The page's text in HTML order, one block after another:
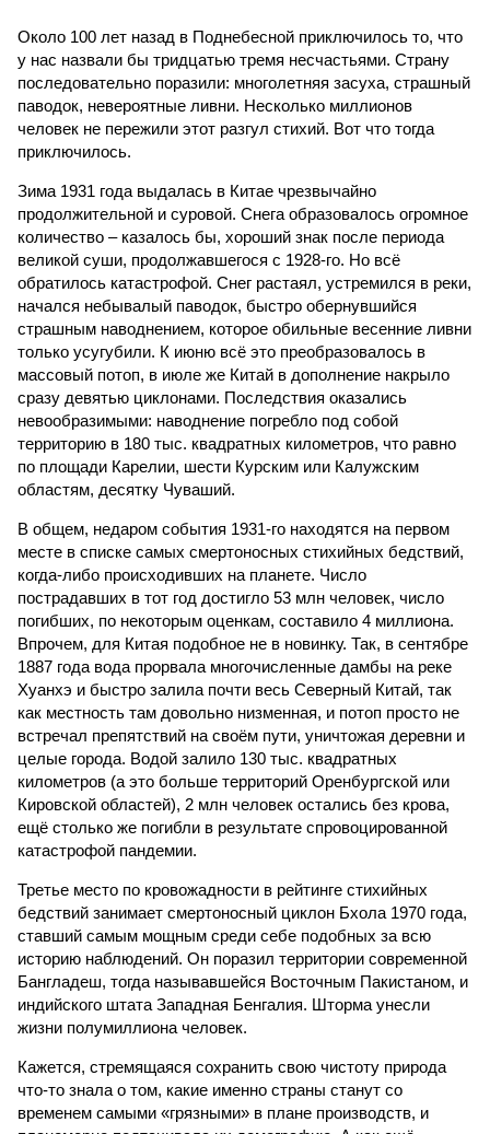
Около 100 лет назад в Поднебесной приключилось то, что
у нас назвали бы тридцатью тремя несчастьями. Страну
последовательно поразили: многолетняя засуха, страшный
паводок, невероятные ливни. Несколько миллионов
человек не пережили этот разгул стихий. Вот что тогда
приключилось.
Зима 1931 года выдалась в Китае чрезвычайно
продолжительной и суровой. Снега образовалось огромное
количество – казалось бы, хороший знак после периода
великой суши, продолжавшегося с 1928-го. Но всё
обратилось катастрофой. Снег растаял, устремился в реки,
начался небывалый паводок, быстро обернувшийся
страшным наводнением, которое обильные весенние ливни
только усугубили. К июню всё это преобразовалось в
массовый потоп, в июле же Китай в дополнение накрыло
сразу девятью циклонами. Последствия оказались
невообразимыми: наводнение погребло под собой
территорию в 180 тыс. квадратных километров, что равно
по площади Карелии, шести Курским или Калужским
областям, десятку Чуваший.
В общем, недаром события 1931-го находятся на первом
месте в списке самых смертоносных стихийных бедствий,
когда-либо происходивших на планете. Число
пострадавших в тот год достигло 53 млн человек, число
погибших, по некоторым оценкам, составило 4 миллиона.
Впрочем, для Китая подобное не в новинку. Так, в сентябре
1887 года вода прорвала многочисленные дамбы на реке
Хуанхэ и быстро залила почти весь Северный Китай, так
как местность там довольно низменная, и потоп просто не
встречал препятствий на своём пути, уничтожая деревни и
целые города. Водой залило 130 тыс. квадратных
километров (а это больше территорий Оренбургской или
Кировской областей), 2 млн человек остались без крова,
ещё столько же погибли в результате спровоцированной
катастрофой пандемии.
Третье место по кровожадности в рейтинге стихийных
бедствий занимает смертоносный циклон Бхола 1970 года,
ставший самым мощным среди себе подобных за всю
историю наблюдений. Он поразил территории современной
Бангладеш, тогда называвшейся Восточным Пакистаном, и
индийского штата Западная Бенгалия. Шторма унесли
жизни полумиллиона человек.
Кажется, стремящаяся сохранить свою чистоту природа
что-то знала о том, какие именно страны станут со
временем самыми «грязными» в плане производств, и